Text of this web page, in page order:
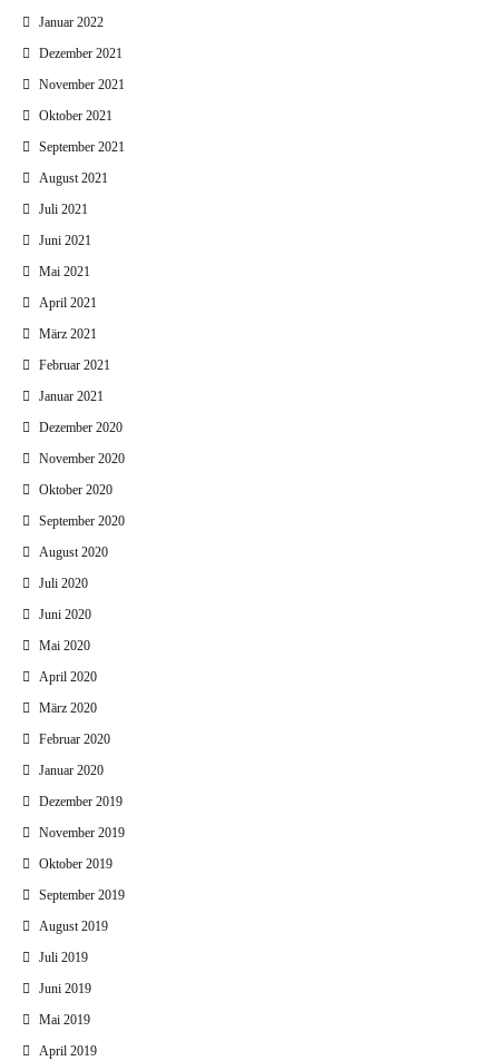
Januar 2022
Dezember 2021
November 2021
Oktober 2021
September 2021
August 2021
Juli 2021
Juni 2021
Mai 2021
April 2021
März 2021
Februar 2021
Januar 2021
Dezember 2020
November 2020
Oktober 2020
September 2020
August 2020
Juli 2020
Juni 2020
Mai 2020
April 2020
März 2020
Februar 2020
Januar 2020
Dezember 2019
November 2019
Oktober 2019
September 2019
August 2019
Juli 2019
Juni 2019
Mai 2019
April 2019